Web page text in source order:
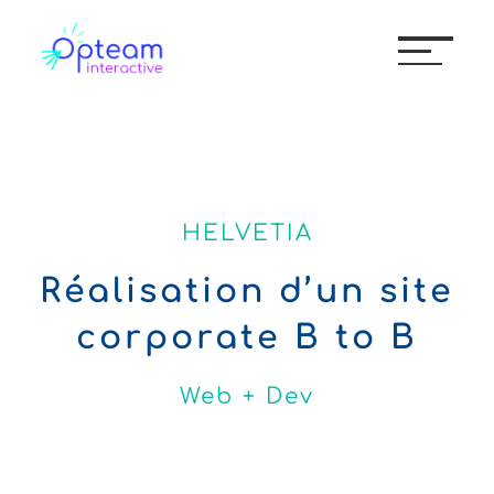
HELVETIA
Réalisation d’un site
corporate B to B
Web + Dev